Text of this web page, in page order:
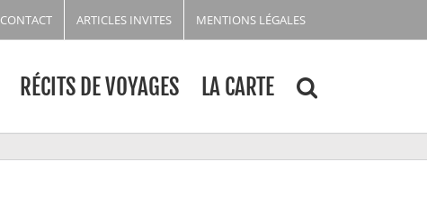
CONTACT ARTICLES INVITES MENTIONS LÉGALES
RÉCITS DE VOYAGES LA CARTE